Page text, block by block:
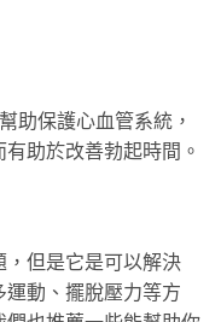
助保護心血管系統，
助於改善勃起時間。
但是它是可以解決
動、擺脫壓力等方